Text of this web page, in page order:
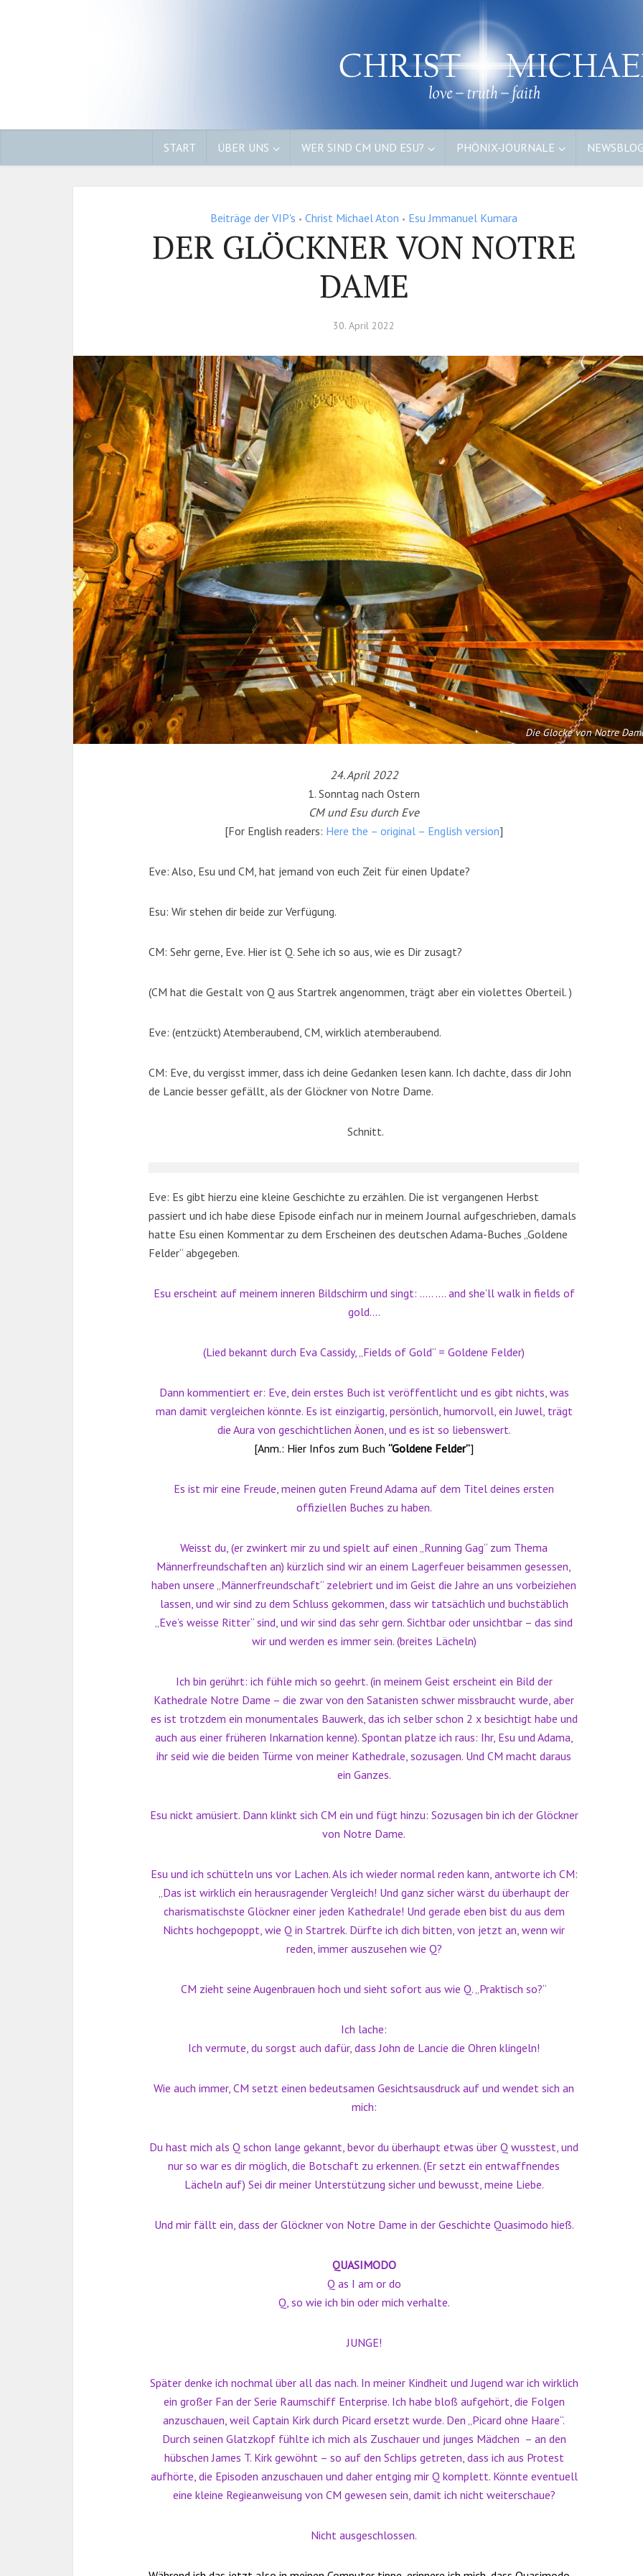
START ÜBER UNS WER SIND CM UND ESU? PHÖNIX-JOURNALE
Beiträge der VIP's • Christ Michael Aton • Esu Jmmanuel Kumara
DER GLÖCKNER VON NOTRE
DAME
30. April 2022
Die Glocke von Notre
24. April 2022
1. Sonntag nach Ostern
CM und Esu durch Eve
[For English readers: Here the – original – English version]
Eve: Also, Esu und CM, hat jemand von euch Zeit für einen Update?
Esu: Wir stehen dir beide zur Verfügung.
CM: Sehr gerne, Eve. Hier ist Q. Sehe ich so aus, wie es Dir zusagt?
(CM hat die Gestalt von Q aus Startrek angenommen, trägt aber ein violettes Oberteil. )
Eve: (entzückt) Atemberaubend, CM, wirklich atemberaubend.
CM: Eve, du vergisst immer, dass ich deine Gedanken lesen kann. Ich dachte, dass dir John
de Lancie besser gefällt, als der Glöckner von Notre Dame.
Schnitt.
Eve: Es gibt hierzu eine kleine Geschichte zu erzählen. Die ist vergangenen Herbst
passiert und ich habe diese Episode einfach nur in meinem Journal aufgeschrieben, damals
hatte Esu einen Kommentar zu dem Erscheinen des deutschen Adama-Buches „Goldene
Felder“ abgegeben.
Esu erscheint auf meinem inneren Bildschirm und singt: ….. …. and she’ll walk in fields of
gold….
(Lied bekannt durch Eva Cassidy, „Fields of Gold“ = Goldene Felder)
Dann kommentiert er: Eve, dein erstes Buch ist veröffentlicht und es gibt nichts, was
man damit vergleichen könnte. Es ist einzigartig, persönlich, humorvoll, ein Juwel, trägt
die Aura von geschichtlichen Äonen, und es ist so liebenswert.
[Anm.: Hier Infos zum Buch “Goldene Felder”]
Es ist mir eine Freude, meinen guten Freund Adama auf dem Titel deines ersten
offiziellen Buches zu haben.
Weisst du, (er zwinkert mir zu und spielt auf einen „Running Gag“ zum Thema
Männerfreundschaften an) kürzlich sind wir an einem Lagerfeuer beisammen gesessen,
haben unsere „Männerfreundschaft“ zelebriert und im Geist die Jahre an uns vorbeiziehen
lassen, und wir sind zu dem Schluss gekommen, dass wir tatsächlich und buchstäblich
„Eve’s weisse Ritter“ sind, und wir sind das sehr gern. Sichtbar oder unsichtbar – das sind
wir und werden es immer sein. (breites Lächeln)
Ich bin gerührt: ich fühle mich so geehrt. (in meinem Geist erscheint ein Bild der
Kathedrale Notre Dame – die zwar von den Satanisten schwer missbraucht wurde, aber
es ist trotzdem ein monumentales Bauwerk, das ich selber schon 2 x besichtigt habe und
auch aus einer früheren Inkarnation kenne). Spontan platze ich raus: Ihr, Esu und Adama,
ihr seid wie die beiden Türme von meiner Kathedrale, sozusagen. Und CM macht daraus
ein Ganzes.
Esu nickt amüsiert. Dann klinkt sich CM ein und fügt hinzu: Sozusagen bin ich der Glöckner
von Notre Dame.
Esu und ich schütteln uns vor Lachen. Als ich wieder normal reden kann, antworte ich CM:
„Das ist wirklich ein herausragender Vergleich! Und ganz sicher wärst du überhaupt der
charismatischste Glöckner einer jeden Kathedrale! Und gerade eben bist du aus dem
Nichts hochgepoppt, wie Q in Startrek. Dürfte ich dich bitten, von jetzt an, wenn wir
reden, immer auszusehen wie Q?
CM zieht seine Augenbrauen hoch und sieht sofort aus wie Q. „Praktisch so?“
Ich lache:
Ich vermute, du sorgst auch dafür, dass John de Lancie die Ohren klingeln!
Wie auch immer, CM setzt einen bedeutsamen Gesichtsausdruck auf und wendet sich an
mich:
Du hast mich als Q schon lange gekannt, bevor du überhaupt etwas über Q wusstest, und
nur so war es dir möglich, die Botschaft zu erkennen. (Er setzt ein entwaffnendes
Lächeln auf) Sei dir meiner Unterstützung sicher und bewusst, meine Liebe.
Und mir fällt ein, dass der Glöckner von Notre Dame in der Geschichte Quasimodo hieß.
QUASIMODO
Q as I am or do
Q, so wie ich bin oder mich verhalte.
JUNGE!
Später denke ich nochmal über all das nach. In meiner Kindheit und Jugend war ich wirklich
ein großer Fan der Serie Raumschiff Enterprise. Ich habe bloß aufgehört, die Folgen
anzuschauen, weil Captain Kirk durch Picard ersetzt wurde. Den „Picard ohne Haare“.
Durch seinen Glatzkopf fühlte ich mich als Zuschauer und junges Mädchen – an den
hübschen James T. Kirk gewöhnt – so auf den Schlips getreten, dass ich aus Protest
aufhörte, die Episoden anzuschauen und daher entging mir Q komplett. Könnte eventuell
eine kleine Regieanweisung von CM gewesen sein, damit ich nicht weiterschaue?
Nicht ausgeschlossen.